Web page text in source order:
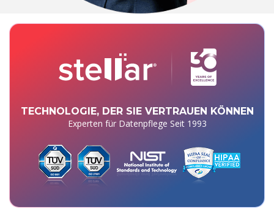
TECHNOLOGIE, DER SIE VERTRAUEN KÖNNEN
Experten für Datenpflege Seit 1993